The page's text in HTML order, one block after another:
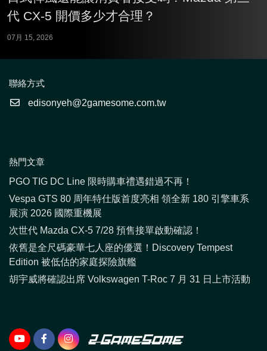
代 CX-5 開價多少才合理？
07月 15, 2026
聯絡方式
edisonyeh@2gamesome.com.tw
熱門文章
PGO TIG DC Line 限時購車禮遇錯過不再！
Vespa GTS 80 周年特仕版首度亮相 領全新 180 引擎車系
展演 2026 國際重機展
次世代 Mazda CX-5 7/28 預售接單啟動確認！
依舊是全尺碼豪華七人座的優選！Discovery Tempest
Edition 被低估的家庭探險旗艦
胡宇威將確認出席 Volkswagen T-Roc 7 月 31 日上市活動